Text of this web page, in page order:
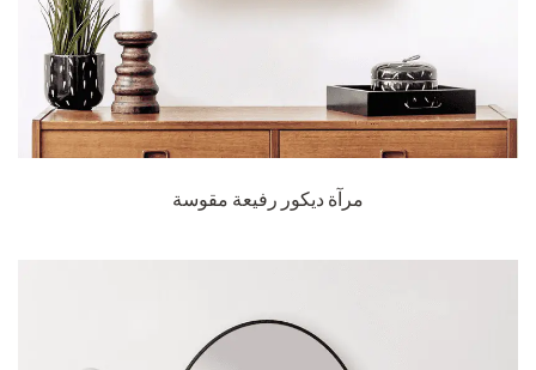
مرآة ديكور رفيعة مقوسة